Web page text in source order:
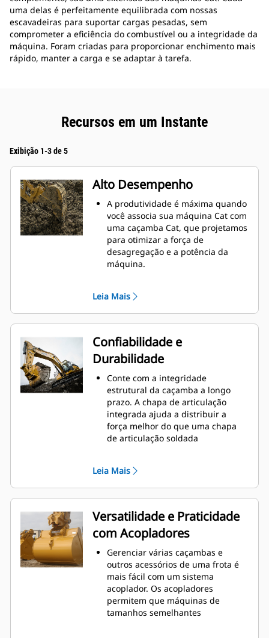
uma delas é perfeitamente equilibrada com nossas
escavadeiras para suportar cargas pesadas, sem
comprometer a eficiência do combustível ou a integridade da
máquina. Foram criadas para proporcionar enchimento mais
rápido, manter a carga e se adaptar à tarefa.
Recursos em um Instante
Exibição 1-3 de 5
Alto Desempenho
A produtividade é máxima quando
você associa sua máquina Cat com
uma caçamba Cat, que projetamos
para otimizar a força de
desagregação e a potência da
máquina.
na caçamba. A folga maior do
braço de apoio garante que o
fundo da caçamba não seja
arrastado, reduzindo os custos de
manutenção.
O consumo de combustível atinge
o nível máximo durante a
escavação. As caçambas Cat foram
desenvolvidas para cortar
materiais rapidamente e
aprimorar a eficiência operacional
total da máquina.
Carregue mais material em menos
laterais da caçamba mantêm a
Leia Mais
Confiabilidade e
Durabilidade
Conte com a integridade
estrutural da caçamba a longo
prazo. A chapa de articulação
integrada ajuda a distribuir a
força melhor do que uma chapa
de articulação soldada
alta resistência, especialmente em
áreas que se desgastam muito
Proteja as áreas de grande
desgaste da caçamba que têm
contato com a maioria dos
materiais com as Ferramentas de
Penetração no Solo (GET, Ground
Engaging Tools) Cat
Obtenha maior produção em
aplicações complexas, penetração
mais fácil em pilhas e tempos de
ciclo mais rápidos com a GET Cat
Advansys™
Leia Mais
Versatilidade e Praticidade
com Acopladores
Gerenciar várias caçambas e
outros acessórios de uma frota é
mais fácil com um sistema
acoplador. Os acopladores
permitem que máquinas de
tamanhos semelhantes